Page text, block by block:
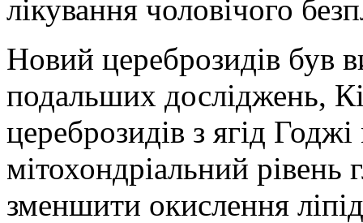
лікування чоловічого
Новий цереброзидів був
подальших досліджень,
цереброзидів з ягід
мітохондріальний рівень
зменшити окислення